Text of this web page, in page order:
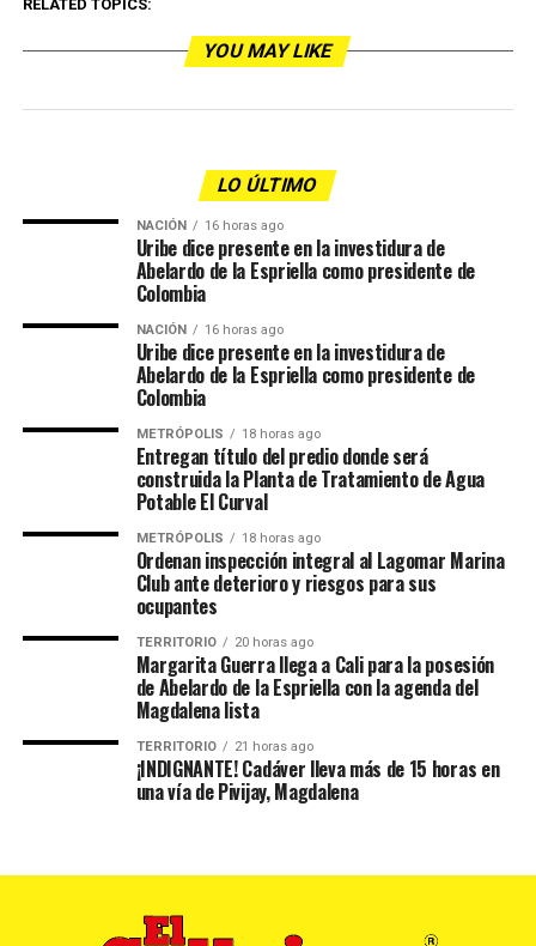
RELATED TOPICS:
YOU MAY LIKE
LO ÚLTIMO
NACIÓN 16 horas ago
Uribe dice presente en la investidura de
Abelardo de la Espriella como presidente de
Colombia
NACIÓN 16 horas ago
Uribe dice presente en la investidura de
Abelardo de la Espriella como presidente de
Colombia
METRÓPOLIS 18 horas ago
Entregan título del predio donde será
construida la Planta de Tratamiento de Agua
Potable El Curval
METRÓPOLIS 18 horas ago
Ordenan inspección integral al Lagomar Marina
Club ante deterioro y riesgos para sus
ocupantes
TERRITORIO 20 horas ago
Margarita Guerra llega a Cali para la posesión
de Abelardo de la Espriella con la agenda del
Magdalena lista
TERRITORIO 21 horas ago
¡INDIGNANTE! Cadáver lleva más de 15 horas en
una vía de Pivijay, Magdalena